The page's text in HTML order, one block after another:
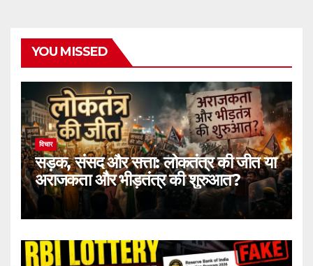
YOU MISSED
विचार
सड़क, संसद और सत्ता: लोकतंत्र की जीत या
अराजकता और भीड़तंत्र की शुरुआत?